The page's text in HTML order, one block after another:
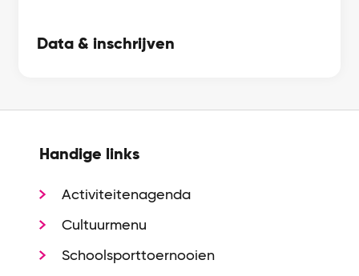
Data & inschrijven
Handige links
Activiteitenagenda
Cultuurmenu
Schoolsporttoernooien